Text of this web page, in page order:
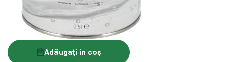
Adăugați in coș